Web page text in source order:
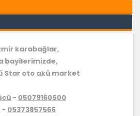
karabağlar,
bayilerimizde,
Star oto akü market
- 05079160500
- 05373857566